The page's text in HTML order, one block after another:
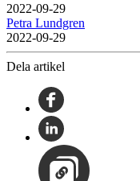
2022-09-29
Petra Lundgren
2022-09-29
Dela artikel